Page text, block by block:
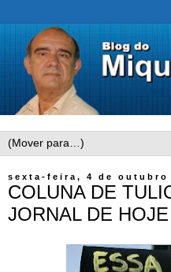
sexta-feira, 4 de outubro
COLUNA DE
JORNAL DE